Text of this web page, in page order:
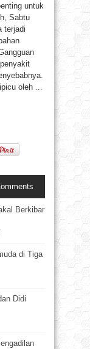
untuk
Sabtu
terjadi
oleh ...
Berkibar
di Tiga
Didi